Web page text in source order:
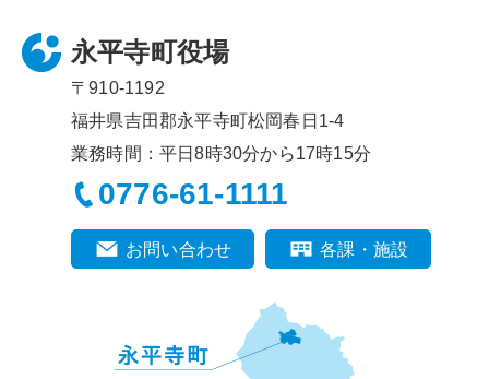
永平寺町役場
〒910-1192
福井県吉田郡永平寺町松岡春日1-4
業務時間：平日8時30分から17時15分
0776-61-1111
お問い合わせ 各課・施設